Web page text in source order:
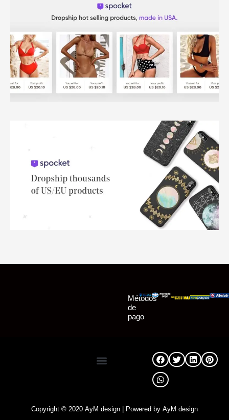
Métodos
de
pago
Copyright © 2020 AyM design | Powered by AyM design